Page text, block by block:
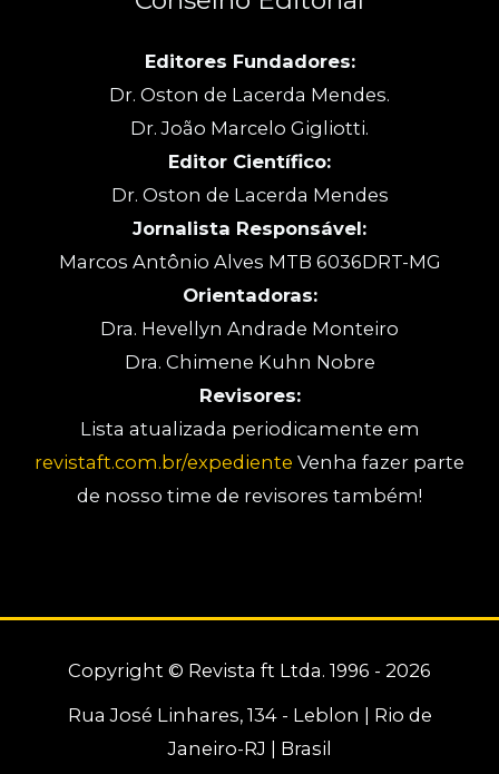
Editores Fundadores:
Dr. Oston de Lacerda Mendes.
Dr. João Marcelo Gigliotti.
Editor Científico:
Dr. Oston de Lacerda Mendes
Jornalista Responsável:
Marcos Antônio Alves MTB 6036DRT-MG
Orientadoras:
Dra. Hevellyn Andrade Monteiro
Dra. Chimene Kuhn Nobre
Revisores:
Lista atualizada periodicamente em
revistaft.com.br/expediente Venha fazer parte
de nosso time de revisores também!
Copyright © Revista ft Ltda. 1996 - 2026
Rua José Linhares, 134 - Leblon | Rio de
Janeiro-RJ | Brasil